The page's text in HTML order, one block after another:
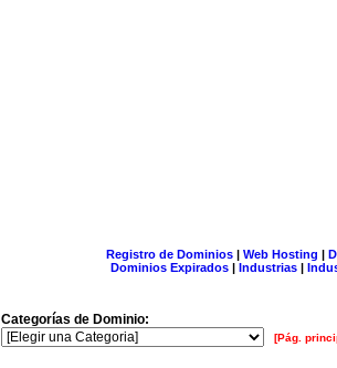
Registro de Dominios| Web Hosting |
Dominios Expirados | Industrias |
Categorías de Dominio:
[Pág.